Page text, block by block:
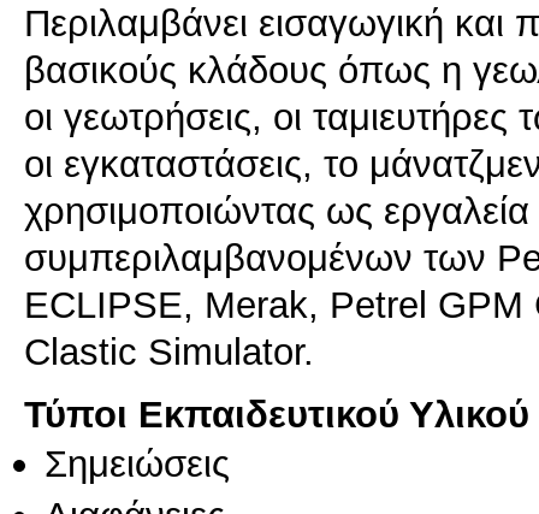
Περιλαμβάνει εισαγωγική
βασικούς κλάδους όπως η
οι γεωτρήσεις, οι
οι εγκαταστάσεις, το
χρησιμοποιώντας ως
συμπεριλαμβανομένων των
ECLIPSE, Merak, Petrel GPM
Clastic Simulator.
Τύποι Εκπαιδευτικού Υλικού
Σημειώσεις